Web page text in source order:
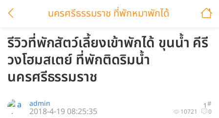
นครศรีธรรมราช ที่พักหมาพักได้
รีวิวที่พักสัตว์เลี้ยงเข้าพักได้ ขุนน้ำ คีรี
วงโฮมสเตย์ ที่พักติดริมน้ำ
นครศรีธรรมราช
1#
admin
10721 0
2018-4-19 08:25:35